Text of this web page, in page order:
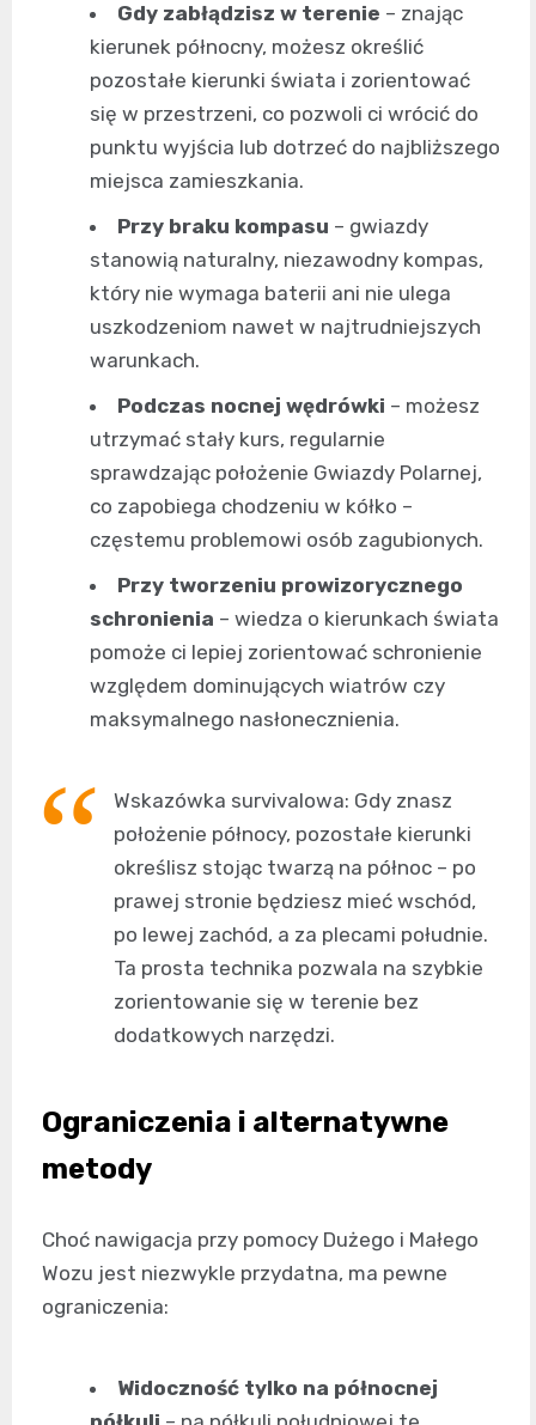
Gdy zabłądzisz w terenie – znając
kierunek północny, możesz określić
pozostałe kierunki świata i zorientować
się w przestrzeni, co pozwoli ci wrócić do
punktu wyjścia lub dotrzeć do najbliższego
miejsca zamieszkania.
Przy braku kompasu – gwiazdy
stanowią naturalny, niezawodny kompas,
który nie wymaga baterii ani nie ulega
uszkodzeniom nawet w najtrudniejszych
warunkach.
Podczas nocnej wędrówki – możesz
utrzymać stały kurs, regularnie
sprawdzając położenie Gwiazdy Polarnej,
co zapobiega chodzeniu w kółko –
częstemu problemowi osób zagubionych.
Przy tworzeniu prowizorycznego
schronienia – wiedza o kierunkach świata
pomoże ci lepiej zorientować schronienie
względem dominujących wiatrów czy
maksymalnego nasłonecznienia.
Wskazówka survivalowa: Gdy znasz
położenie północy, pozostałe kierunki
określisz stojąc twarzą na północ – po
prawej stronie będziesz mieć wschód,
po lewej zachód, a za plecami południe.
Ta prosta technika pozwala na szybkie
zorientowanie się w terenie bez
dodatkowych narzędzi.
Ograniczenia i alternatywne
metody
Choć nawigacja przy pomocy Dużego i Małego
Wozu jest niezwykle przydatna, ma pewne
ograniczenia:
Widoczność tylko na północnej